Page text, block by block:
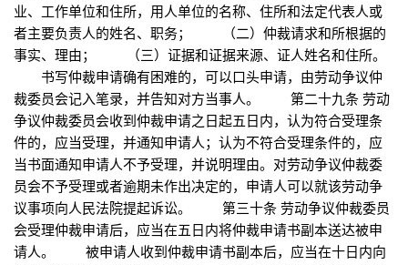
业、工作单位和住所，用人单位的名称、住所和法定代表人或
者主要负责人的姓名、职务； （二）仲裁请求和所根据的
事实、理由； （三）证据和证据来源、证人姓名和住所。
书写仲裁申请确有困难的，可以口头申请，由劳动争议仲
裁委员会记入笔录，并告知对方当事人。 第二十九条 劳动
争议仲裁委员会收到仲裁申请之日起五日内，认为符合受理条
件的，应当受理，并通知申请人；认为不符合受理条件的，应
当书面通知申请人不予受理，并说明理由。对劳动争议仲裁委
员会不予受理或者逾期未作出决定的，申请人可以就该劳动争
议事项向人民法院提起诉讼。 第三十条 劳动争议仲裁委员
会受理仲裁申请后，应当在五日内将仲裁申请书副本送达被申
请人。 被申请人收到仲裁申请书副本后，应当在十日内向